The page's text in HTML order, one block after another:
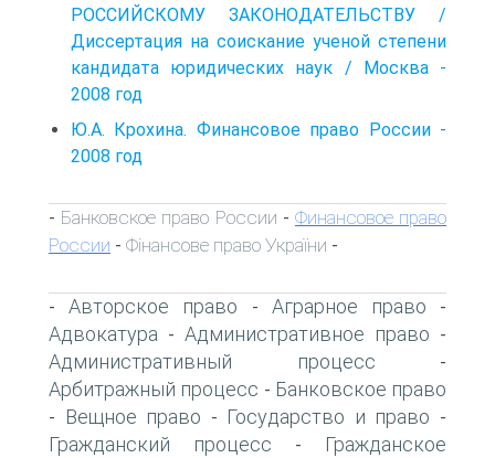
РОССИЙСКОМУ ЗАКОНОДАТЕЛЬСТВУ /
Диссертация на соискание ученой степени
кандидата юридических наук / Москва -
2008 год
Ю.А. Крохина. Финансовое право России -
2008 год
- Банковское право России - Финансовое право
России - Фінансове право України -
-Авторское право - Аграрное право -
Адвокатура - Административное право -
Административный процесс -
Арбитражный процесс - Банковское право
- Вещное право - Государство и право -
Гражданский процесс -
Гражданское